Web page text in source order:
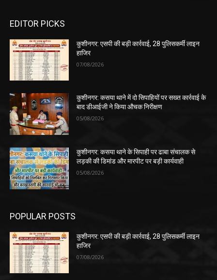
EDITOR PICKS
कुशीनगर: एसपी की बड़ी कार्रवाई, 28 पुलिसकर्मी लाइन
हाजिर
07/08/2026
कुशीनगर: कसया थाने में दो सिपाहियों पर सख्त कार्रवाई के
बाद डीआईजी ने किया औचक निरीक्षण
05/08/2026
कुशीनगर: कसया थाने के सिपाही पर ढाबा संचालक से
लड़की की डिमांड और मारपीट पर बड़ी कार्यवाही
05/08/2026
POPULAR POSTS
कुशीनगर: एसपी की बड़ी कार्रवाई, 28 पुलिसकर्मी लाइन
हाजिर
07/08/2026